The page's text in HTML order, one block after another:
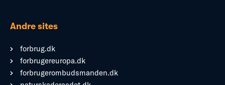
Andre sites
forbrug.dk
forbrugereuropa.dk
forbrugerombudsmanden.dk